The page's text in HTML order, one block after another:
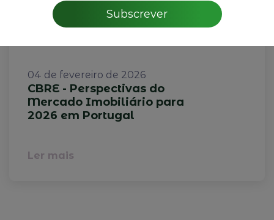
04 de fevereiro de 2026
CBRE - Perspectivas do
Mercado Imobiliário para
2026 em Portugal
Ler mais
Subscrever